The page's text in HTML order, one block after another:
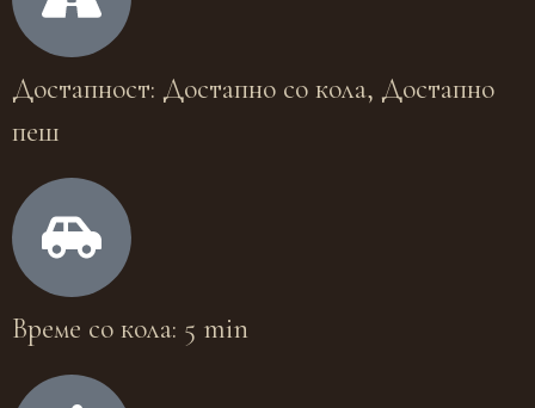
Достапност: Достапно со кола, Достапно
пеш
Време со кола: 5 min